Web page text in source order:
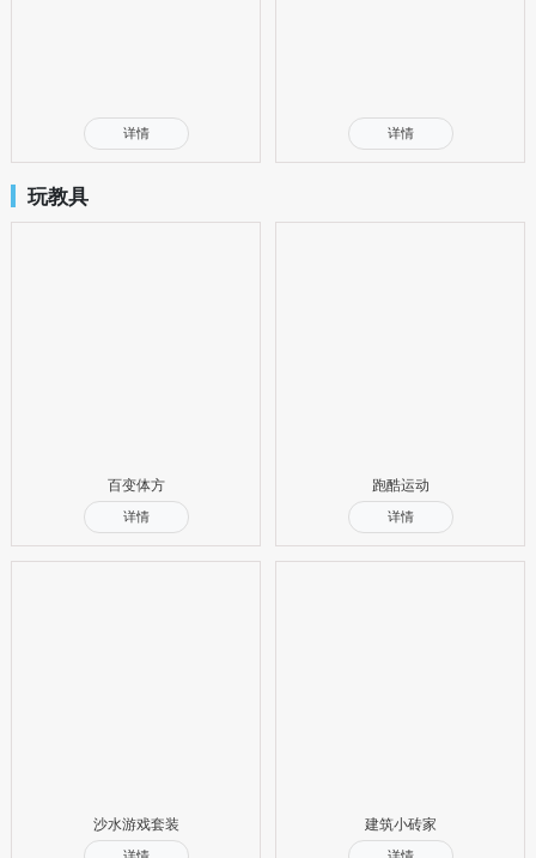
详情 详情
玩教具
百变体方
详情
跑酷运动
详情
沙水游戏套装 建筑小砖家